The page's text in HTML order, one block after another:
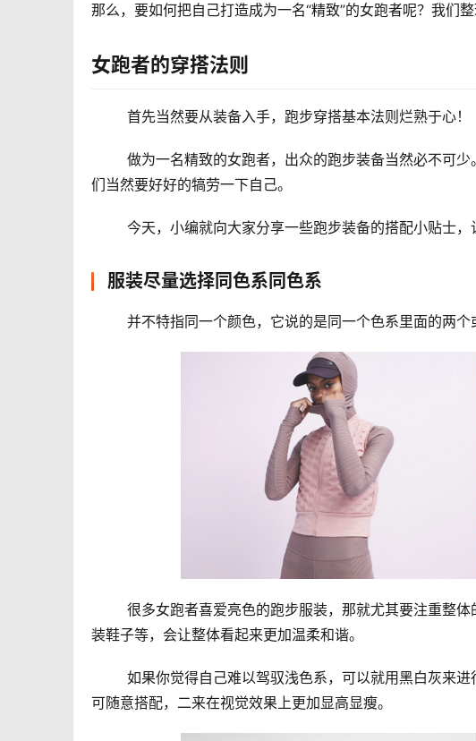
那么，要如何把自己打造成为一名“精致”的女跑者呢？我们
女跑者的穿搭法则
	首先当然要从装备入手，跑步穿搭基本法则烂熟于心！
们当然要好好的犒劳一下自己。
今天，小编就向大家分享一些跑步装备的搭配小贴士
服装尽量选择同色系同色系
并不特指同一个颜色，它说的是同一个色系里面的两
装鞋子等，会让整体看起来更加温柔和谐。
可随意搭配，二来在视觉效果上更加显高显瘦。